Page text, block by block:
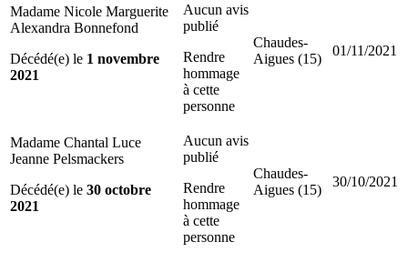
Madame Nicole Marguerite
Alexandra Bonnefond
Décédé(e) le 1 novembre
2021
Aucun avis
publié
Rendre
hommage
à cette
personne
Chaudes-
Aigues (15)
01/11/2021
Madame Chantal Luce
Jeanne Pelsmackers
Décédé(e) le 30 octobre
2021
Aucun avis
publié
Rendre
hommage
à cette
personne
Chaudes-
Aigues (15)
30/10/2021